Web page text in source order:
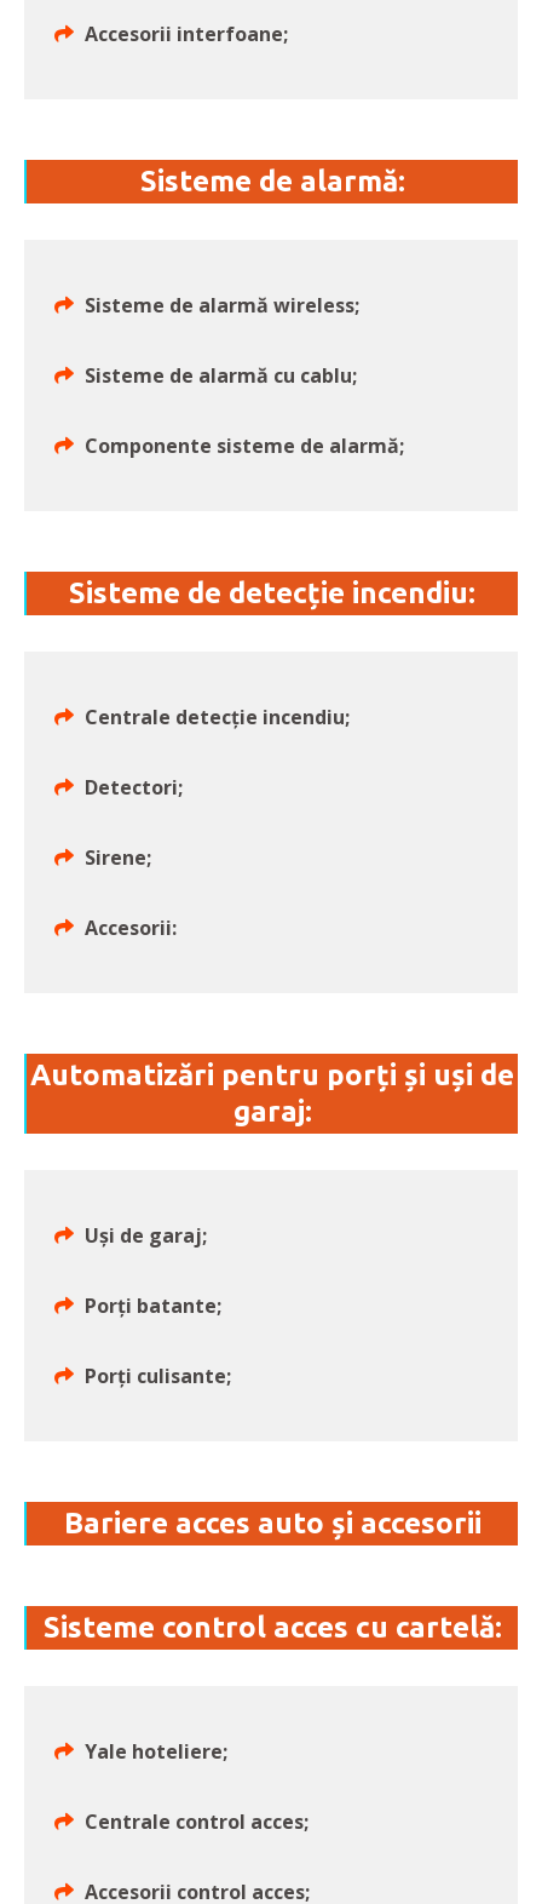
Accesorii interfoane;
Sisteme de alarmă:
Sisteme de alarmă wireless;
Sisteme de alarmă cu cablu;
Componente sisteme de alarmă;
Sisteme de detecție incendiu:
Centrale detecție incendiu;
Detectori;
Sirene;
Accesorii:
Automatizări pentru porți și uși de
garaj:
Uși de garaj;
Porți batante;
Porți culisante;
Bariere acces auto și accesorii
Sisteme control acces cu cartelă:
Yale hoteliere;
Centrale control acces;
Accesorii control acces;